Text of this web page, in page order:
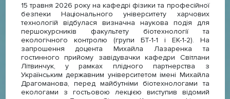
15 травня 2026 року на кафедрі фізики та професійної
безпеки Національного університету харчових
технологій відбулася визначна наукова подія для
першокурсників факультету біотехнології та
екологічного контролю (групи БТ-1-1 і ЕК-1-2). На
запрошення доцента Михайла Лазаренка та
гостинного прийому завідувачки кафедри Світлани
Літвинчук, у рамках плідного партнерства з
Українським державним університетом імені Михайла
Драгоманова, перед майбутніми біотехнологами та
екологами з гостьовою лекцією виступив відомий